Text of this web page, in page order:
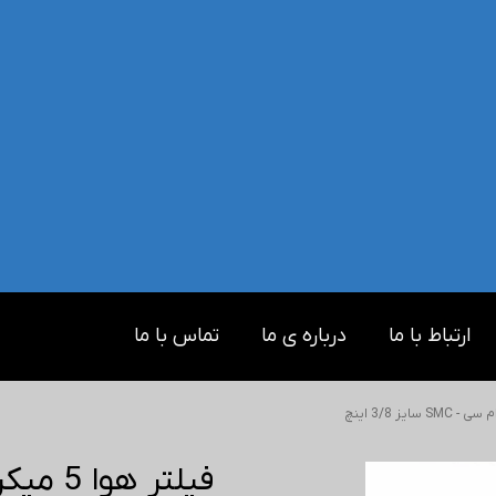
ارتباط با ما درباره ی ما تماس با ما